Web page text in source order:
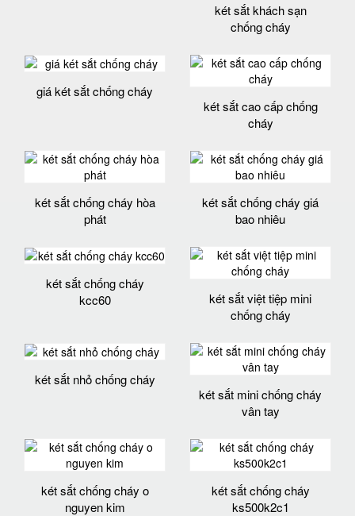
két sắt khách sạn
chống cháy
giá két sắt chống cháy
két sắt cao cấp chống
cháy
két sắt chống cháy hòa
phát
két sắt chống cháy giá
bao nhiêu
két sắt chống cháy
kcc60
két sắt việt tiệp mini
chống cháy
két sắt nhỏ chống cháy
két sắt mini chống cháy
vân tay
két sắt chống cháy o
nguyen kim
két sắt chống cháy
ks500k2c1